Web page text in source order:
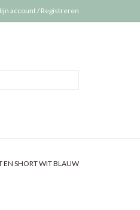
account / Registreren
EN SHORT WIT BLAUW